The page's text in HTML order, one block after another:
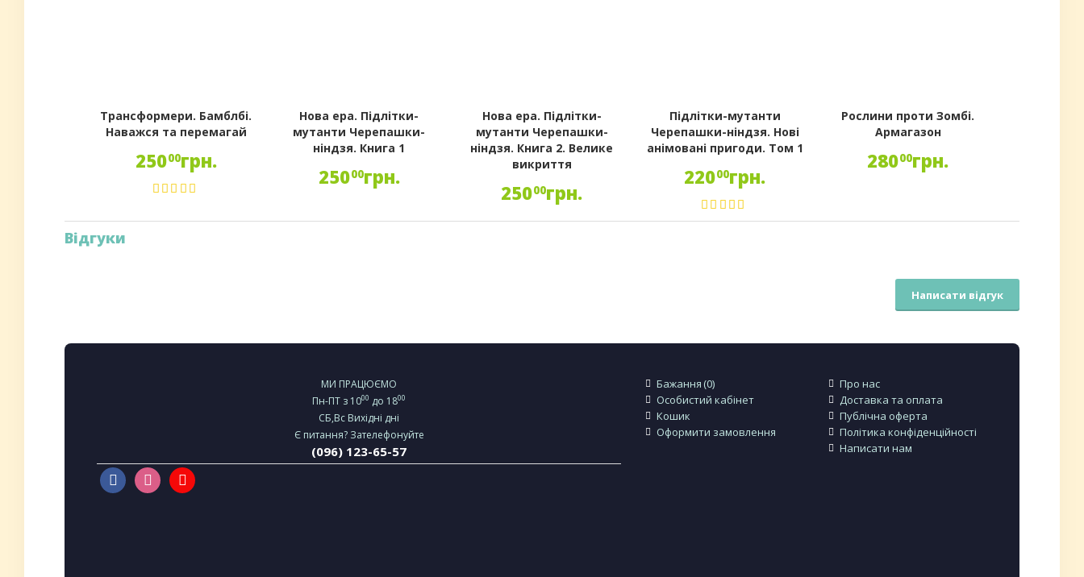
Трансформери. Бамблбі.
Наважся та перемагай
25000грн.
Нова ера. Підлітки-
мутанти Черепашки-
ніндзя. Книга 1
25000грн.
Нова ера. Підлітки-
мутанти Черепашки-
ніндзя. Книга 2. Велике
викриття
25000грн.
Підлітки-мутанти
Черепашки-ніндзя. Нові
анімовані пригоди. Том 1
22000грн.
Рослини проти Зомбі.
Армагазон
28000грн.
Відгуки
Написати відгук
МИ ПРАЦЮЄМО
Пн-ПТ з 1000 до 1800
СБ,Вс Вихідні дні
Є питання? Зателефонуйте
(096) 123-65-57
Бажання 0
Особистий кабінет
Кошик
Оформити замовлення
Про нас
Доставка та оплата
Публічна оферта
Політика конфіденційності
Написати нам